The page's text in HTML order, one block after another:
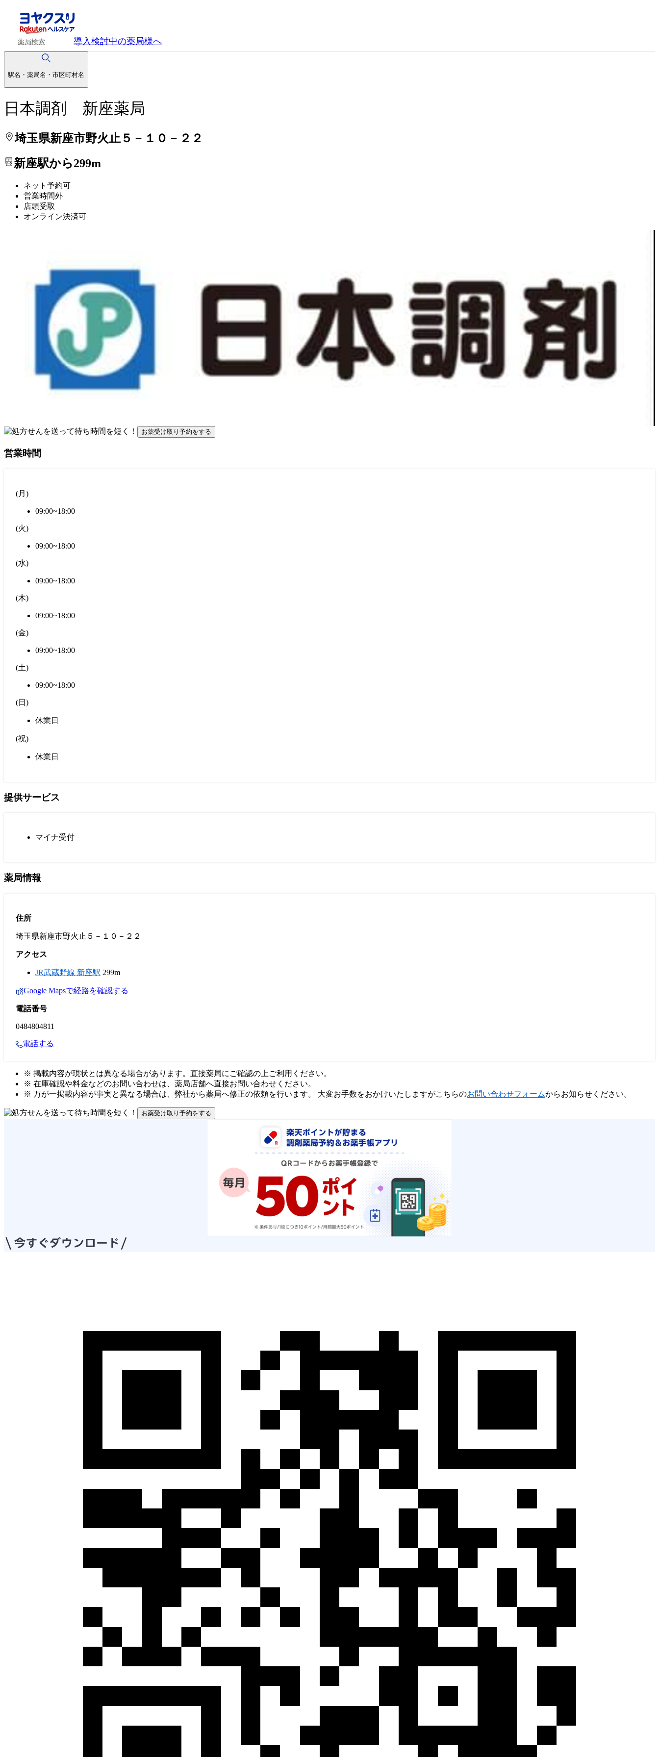
薬局検索 導入検討中の薬局様へ
駅名・薬局名・市区町村名
日本調剤 新座薬局
埼玉県新座市野火止５－１０－２２
新座駅から299m
ネット予約可
営業時間外
店頭受取
オンライン決済可
処方せんを送って待ち時間を短く！
お薬受け取り予約をする
営業時間
(月 )
09:00~18:00
(火)
09:00~18:00
(水)
09:00~18:00
(木)
09:00~18:00
(金)
09:00~18:00
(土)
09:00~18:00
(日 )
休業日
(祝)
休業日
提供サービス
マイナ受付
薬局情報
住所
埼玉県新座市野火止５－１０－２２
アクセス
JR武蔵野線 新座駅 299m
Google Mapsで経路を確認する
電話番号
0484804811
電話する
※ 掲載内容が現状とは異なる場合があります。直接薬局にご確認の上ご利用ください。
※ 在庫確認や料金などのお問い合わせは、薬局店舗へ直接お問い合わせください。
※ 万が一掲載内容が事実と異なる場合は、弊社から薬局へ修正の依頼を行います。 大変お手数をおかけいたしますがこちらのお問い合わせフォームからお知らせください。
処方せんを送って待ち時間を短く！
お薬受け取り予約をする